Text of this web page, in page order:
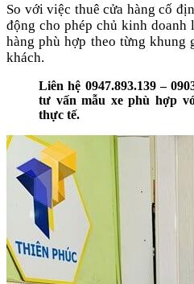
So với việc thuê cửa hàng cố
động cho phép chủ kinh
hàng phù hợp theo từng khung
khách.
Liên hệ 0947.893.139 –
tư vấn mẫu xe phù hợp
thực tế.